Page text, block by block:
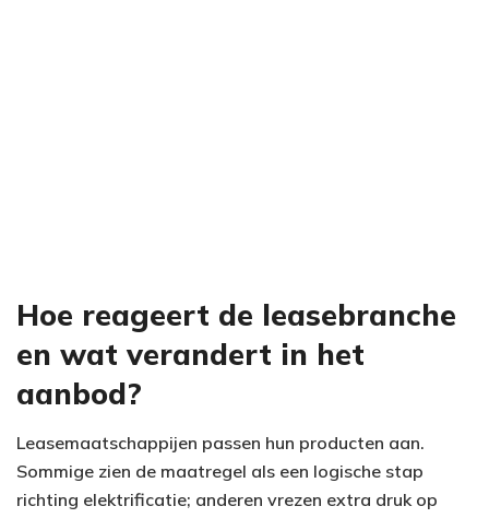
Hoe reageert de leasebranche
en wat verandert in het
aanbod?
Leasemaatschappijen passen hun producten aan.
Sommige zien de maatregel als een logische stap
richting elektrificatie; anderen vrezen extra druk op